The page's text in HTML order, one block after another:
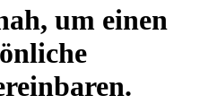
um einen